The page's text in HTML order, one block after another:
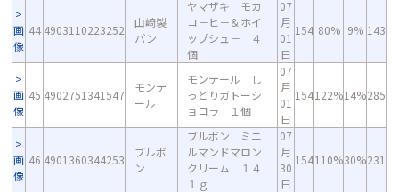
画
像
44 4903110223252
山崎製
パン
ヤマザキ モカ
コ－ヒ－＆ホイ
ップシュ－ ４
個
07
月
01
日
154 80% 9% 143
画
像
45 4902751341547
モンテ
ール
モンテール し
っとりガトーシ
ョコラ １個
07
月
01
日
154122%14%285
画
像
46 4901360344253
ブルボ
ン
ブルボン ミニ
ルマンドマロン
クリーム １４
１ｇ
07
月
30
日
154110%30%231